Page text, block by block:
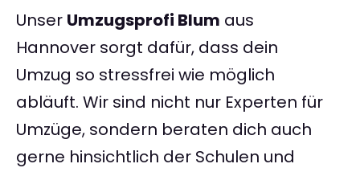
Unser Umzugsprofi Blum aus
Hannover sorgt dafür, dass dein
Umzug so stressfrei wie möglich
abläuft. Wir sind nicht nur Experten für
Umzüge, sondern beraten dich auch
gerne hinsichtlich der Schulen und